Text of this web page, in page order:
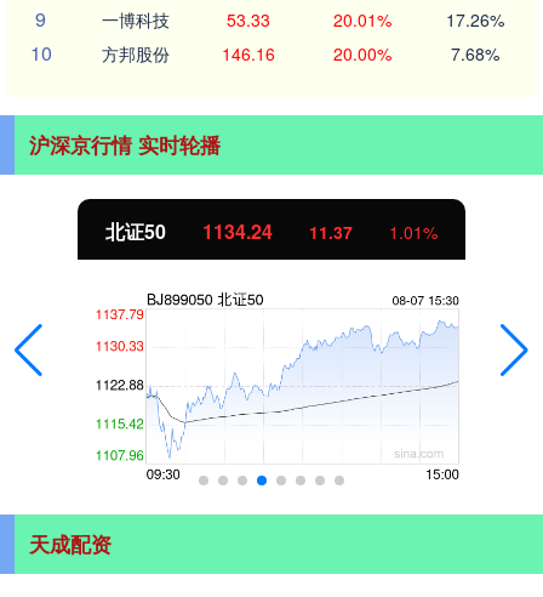
9 一博科技 53.33 20.01% 17.26%
10 方邦股份 146.16 20.00% 7.68%
沪深京行情 实时轮播
北证50 1134.24 11.37 1.01%
天成配资